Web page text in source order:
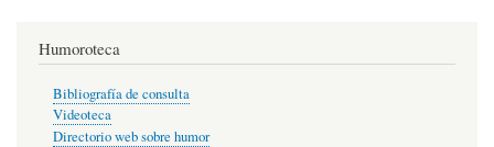
Humoroteca
Bibliografía de consulta
Videoteca
Directorio web sobre humor